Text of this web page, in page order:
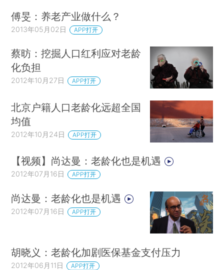
傅旻：养老产业做什么？
2013年05月02日 APP打开
蔡昉：挖掘人口红利应对老龄
化负担
2012年10月27日 APP打开
北京户籍人口老龄化远超全国
均值
2012年10月24日 APP打开
【视频】尚达曼：老龄化也是机遇
2012年07月16日 APP打开
尚达曼：老龄化也是机遇
2012年07月16日 APP打开
胡晓义：老龄化加剧医保基金支付压力
2012年06月11日 APP打开